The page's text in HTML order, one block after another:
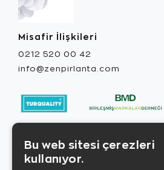
Misafir İlişkileri
0212 520 00 42
info@zenpirlanta.com
Bu web sitesi çerezleri
kullanıyor.